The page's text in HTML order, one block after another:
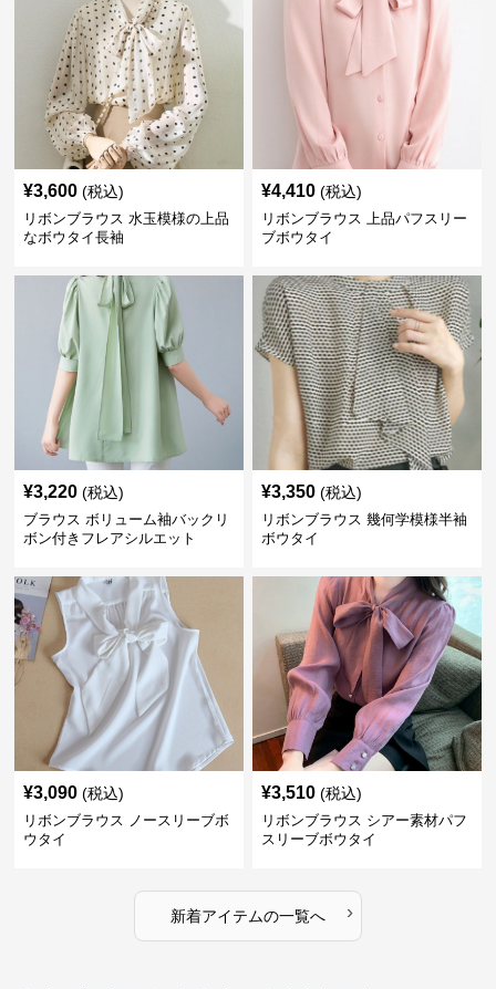
¥3,600 (税込)
リボンブラウス 水玉模様の上品
なボウタイ長袖
¥4,410 (税込)
リボンブラウス 上品パフスリー
ブボウタイ
¥3,220 (税込)
ブラウス ボリューム袖バックリ
ボン付きフレアシルエット
¥3,350 (税込)
リボンブラウス 幾何学模様半袖
ボウタイ
¥3,090 (税込)
リボンブラウス ノースリーブボ
ウタイ
¥3,510 (税込)
リボンブラウス シアー素材パフ
スリーブボウタイ
新着アイテムの一覧へ ›